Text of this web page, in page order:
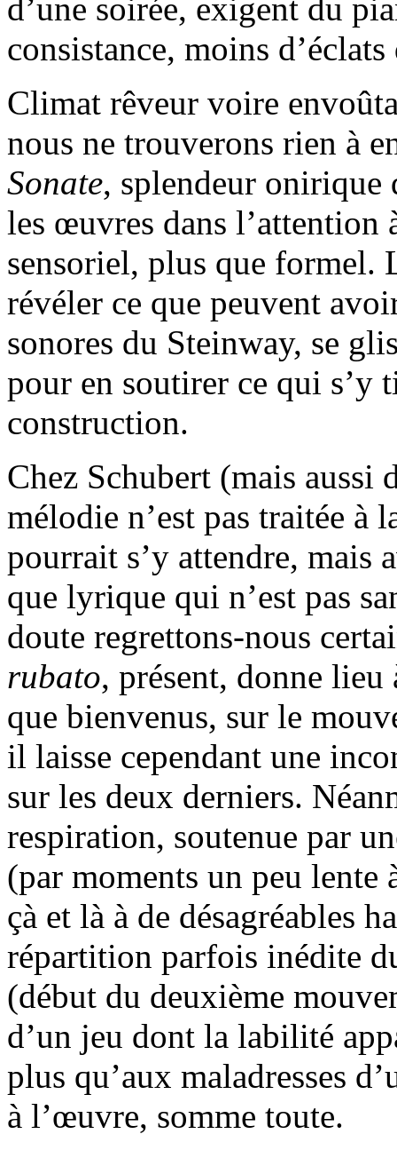
d’une soirée, exigent du
consistance, moins
Climat rêveur voire
nous ne trouverons rien à
Sonate, splendeur onirique
les œuvres dans l’attention
sensoriel, plus que formel.
révéler ce que peuvent
sonores du Steinway, se
pour en soutirer ce qui s’y
construction.
Chez Schubert (mais aussi
mélodie n’est pas traitée à
pourrait s’y attendre, mais
que lyrique qui n’est pas
doute regrettons-nous
rubato, présent, donne lieu
que bienvenus, sur le
il laisse cependant une
sur les deux derniers.
respiration, soutenue par
(par moments un peu
çà et là à de désagréables
répartition parfois inédite
(début du deuxième
d’un jeu dont la labilité
plus qu’aux maladresses
à l’œuvre, somme toute.